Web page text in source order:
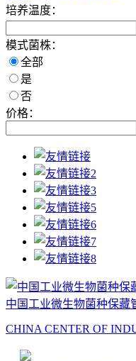
培养温度：
模式菌株：
全部
是
否
价格：
中国工业微生物菌种保藏
CHINA CENTER OF